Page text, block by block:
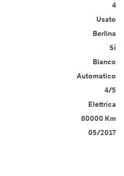
4
Usato
Berlina
Sì
Bianco
Automatico
4/5
Elettrica
60000 Km
05/2017